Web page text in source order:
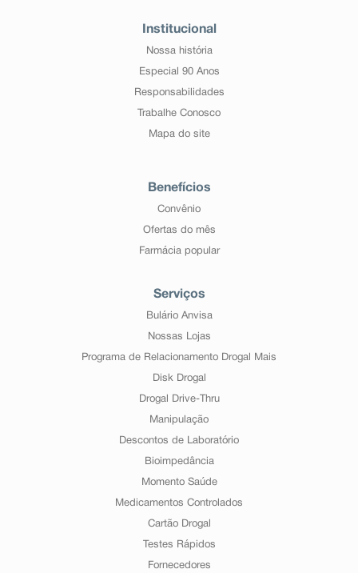
Institucional
Nossa história
Especial 90 Anos
Responsabilidades
Trabalhe Conosco
Mapa do site
Benefícios
Convênio
Ofertas do mês
Farmácia popular
Serviços
Bulário Anvisa
Nossas Lojas
Programa de Relacionamento Drogal Mais
Disk Drogal
Drogal Drive-Thru
Manipulação
Descontos de Laboratório
Bioimpedância
Momento Saúde
Medicamentos Controlados
Cartão Drogal
Testes Rápidos
Fornecedores